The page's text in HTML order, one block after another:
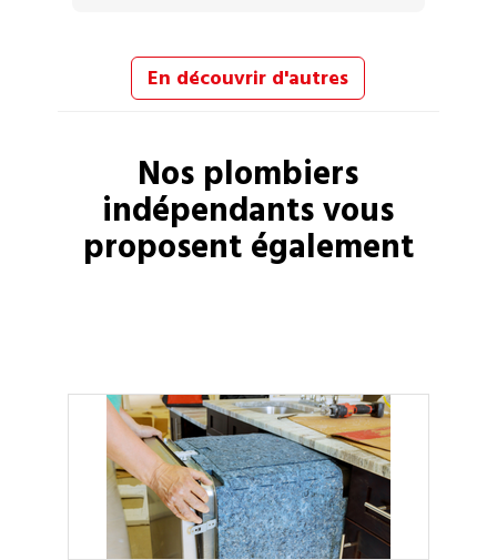
En découvrir d'autres
Nos plombiers
indépendants vous
proposent également